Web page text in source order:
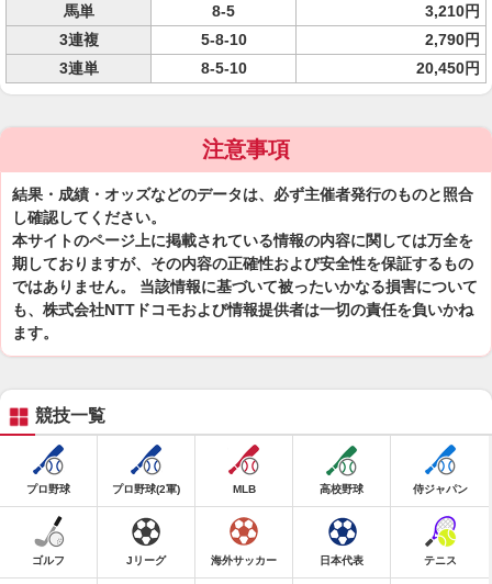
馬単
8-5
3,210円
3連複
5-8-10
2,790円
3連単
8-5-10 20,450円
注意事項
結果・成績・オッズなどのデータは、必ず主催者発行のものと照合
し確認してください。
本サイトのページ上に掲載されている情報の内容に関しては万全を
期しておりますが、その内容の正確性および安全性を保証するもの
ではありません。 当該情報に基づいて被ったいかなる損害について
も、株式会社NTTドコモおよび情報提供者は一切の責任を負いかね
ます。
競技一覧
プロ野球 プロ野球(2軍) MLB 高校野球 侍ジャパン
ゴルフ Jリーグ 海外サッカー 日本代表 テニス